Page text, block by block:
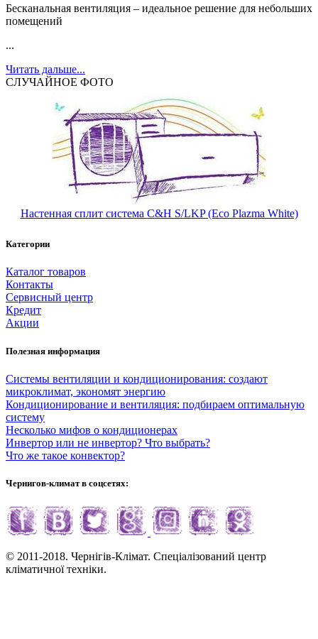
Бесканальная вентиляция – идеальное решение для небольших
помещений
...
Читать дальше...
СЛУЧАЙНОЕ ФОТО
Настенная сплит система С&H S/LKP (Eco Plazma White)
Категории
Каталог товаров
Контакты
Сервисный центр
Кредит
Акции
Полезная информация
Системы вентиляции и кондиционирования: создают
микроклимат, экономят энергию
Кондиционирование и вентиляция: подбираем оптимальную
систему
Несколько мифов о кондиционерах
Инвертор или не инвертор? Что выбрать?
Что же такое конвектор?
Чернигов-климат в соцсетях:
© 2011-2018. Чернігів-Клімат. Спеціалізований центр
кліматичної техніки.